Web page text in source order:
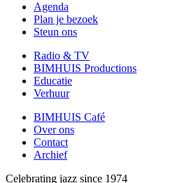
Agenda
Plan je bezoek
Steun ons
Radio & TV
BIMHUIS Productions
Educatie
Verhuur
BIMHUIS Café
Over ons
Contact
Archief
Celebrating jazz since 1974